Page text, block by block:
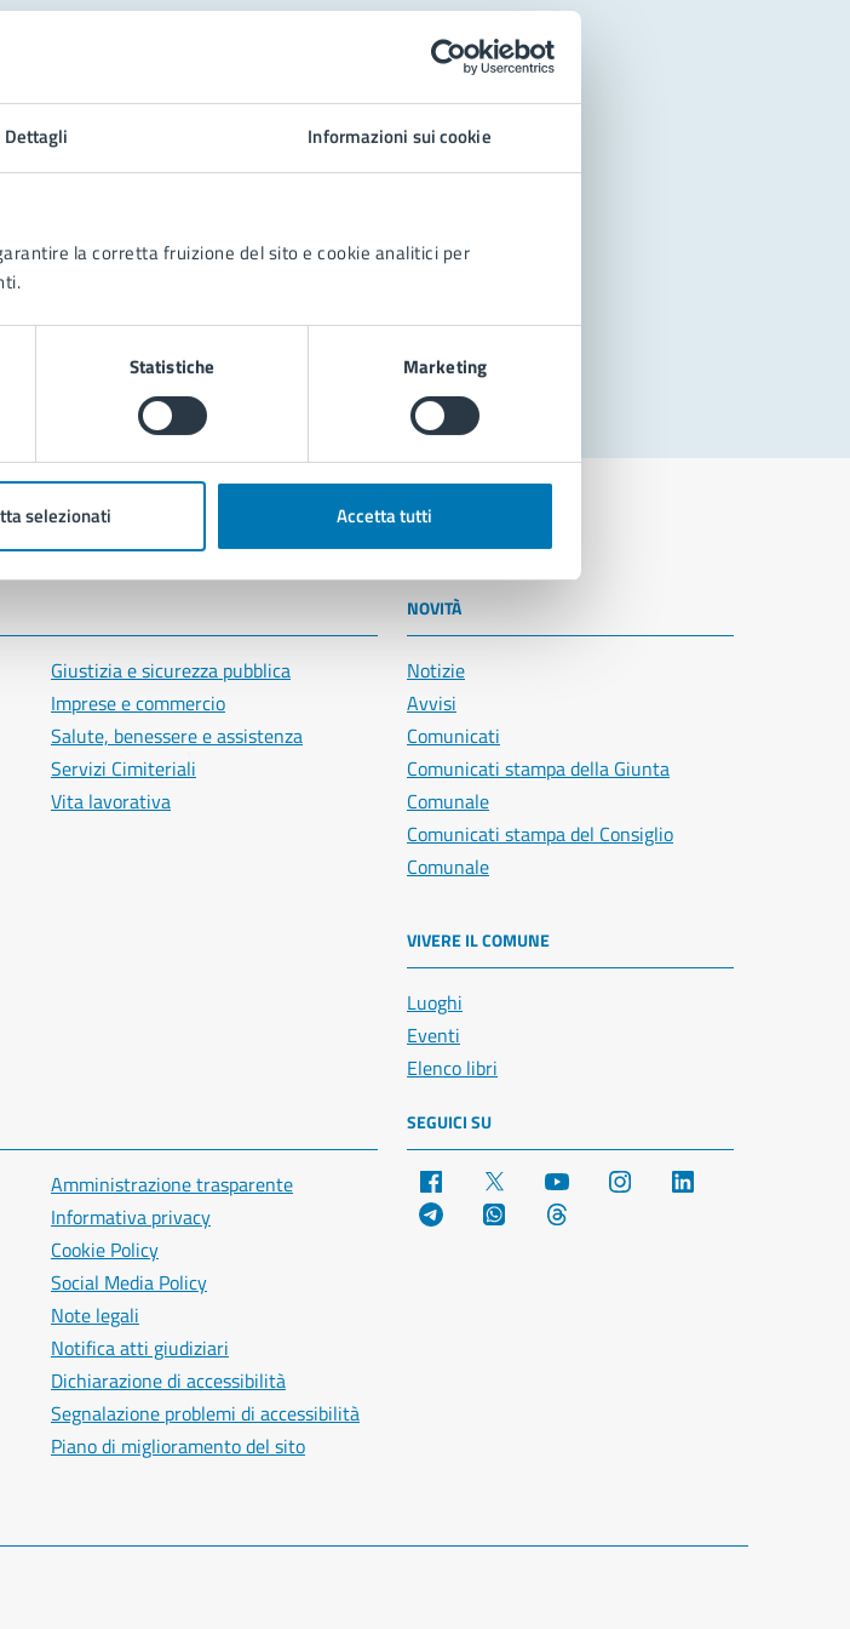
Dettagli Informazioni sui cookie
la corretta fruizione del sito e cookie analitici per
Statistiche Marketing
selezionati Accetta tutti
Giustizia e sicurezza pubblica
Imprese e commercio
Salute, benessere e assistenza
Servizi Cimiteriali
Vita lavorativa
NOVITÀ
Notizie
Avvisi
Comunicati
Comunicati stampa della Giunta
Comunale
Comunicati stampa del Consiglio
Comunale
VIVERE IL COMUNE
Luoghi
Eventi
Elenco libri
Amministrazione trasparente
Informativa privacy
Cookie Policy
Social Media Policy
Note legali
Notifica atti giudiziari
Dichiarazione di accessibilità
Segnalazione problemi di accessibilità
Piano di miglioramento del sito
SEGUICI SU
Facebook YouTube Instagram
Telegram WhatsApp